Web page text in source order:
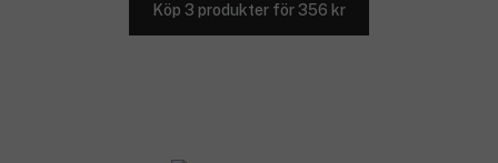
Köp 3 produkter för 356 kr